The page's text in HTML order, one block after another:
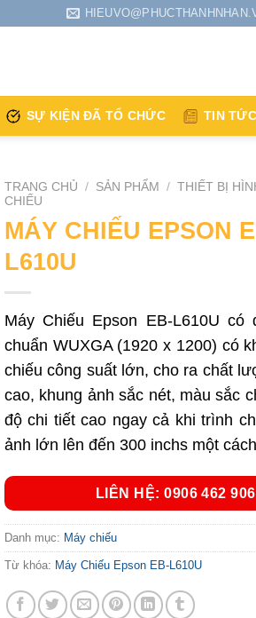
SỰ KIỆN ĐÃ TỔ CHỨC TIN TỨC
TRANG CHỦ / SẢN PHẨM / THIẾT BỊ
CHIẾU
MÁY CHIẾU EPSON
L610U
Máy Chiếu Epson EB-L610U có
chuẩn WUXGA (1920 x 1200) có
chiếu công suất lớn, cho ra chất
cao, khung ảnh sắc nét, màu sắc
độ chi tiết cao ngay cả khi trình
ảnh lớn lên đến 300 inchs một
LIÊN HỆ: 0906 462 906
Danh mục: Máy chiếu
Từ khóa: Máy Chiếu Epson EB-L610U